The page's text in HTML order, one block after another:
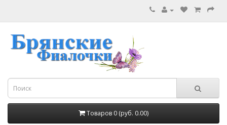
Товаров 0 (руб. 0.00)